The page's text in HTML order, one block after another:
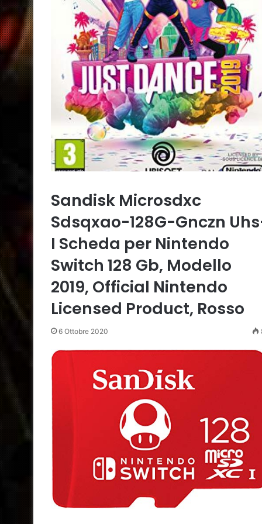
Sandisk Microsdxc
Sdsqxao-128G-Gnczn
I Scheda per Nintendo
Switch 128 Gb, Modello
2019, Official Nintendo
Licensed Product, Rosso
6 Ottobre 2020